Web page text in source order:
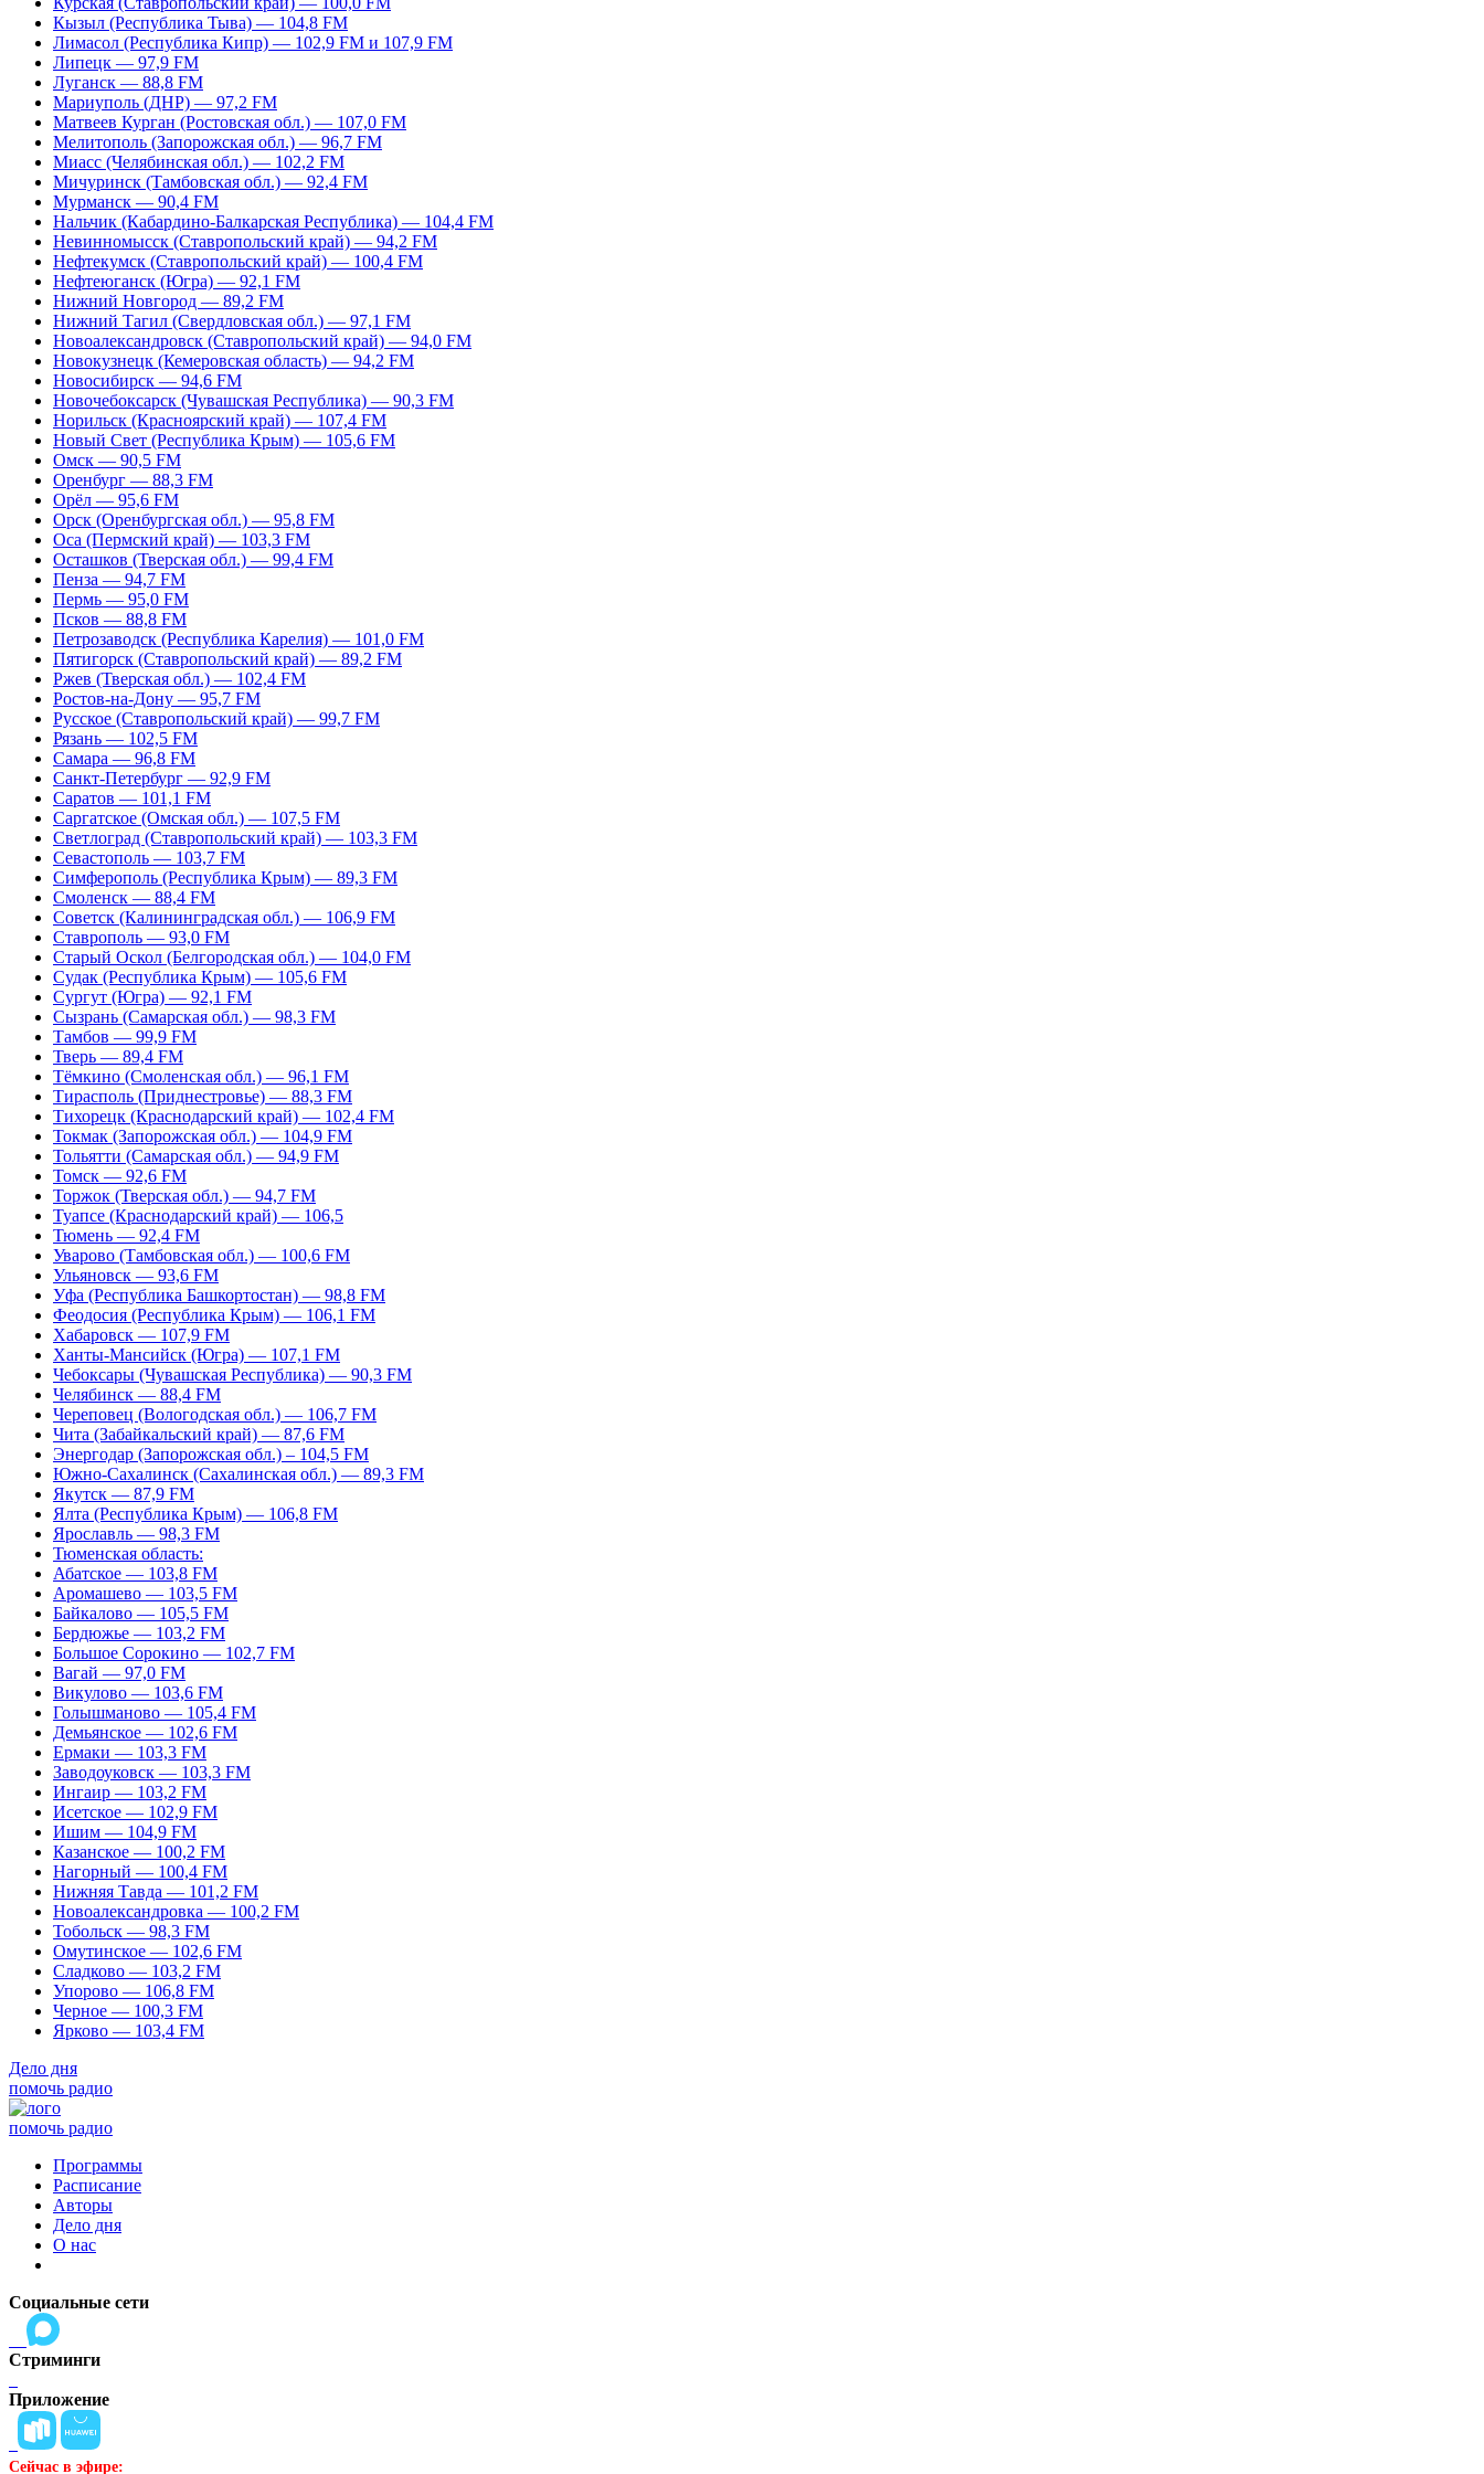
Кызыл (Республика Тыва) — 104,8 FM
Лимасол (Республика Кипр) — 102,9 FM и 107,9 FM
Липецк — 97,9 FM
Луганск — 88,8 FM
Мариуполь (ДНР) — 97,2 FM
Матвеев Курган (Ростовская обл.) — 107,0 FM
Мелитополь (Запорожская обл.) — 96,7 FM
Миасс (Челябинская обл.) — 102,2 FM
Мичуринск (Тамбовская обл.) — 92,4 FM
Мурманск — 90,4 FM
Нальчик (Кабардино-Балкарская Республика) — 104,4 FM
Невинномысск (Ставропольский край) — 94,2 FM
Нефтекумск (Ставропольский край) — 100,4 FM
Нефтеюганск (Югра) — 92,1 FM
Нижний Новгород — 89,2 FM
Нижний Тагил (Свердловская обл.) — 97,1 FM
Новоалександровск (Ставропольский край) — 94,0 FM
Новокузнецк (Кемеровская область) — 94,2 FM
Новосибирск — 94,6 FM
Новочебоксарск (Чувашская Республика) — 90,3 FM
Норильск (Красноярский край) — 107,4 FM
Новый Свет (Республика Крым) — 105,6 FM
Омск — 90,5 FM
Оренбург — 88,3 FM
Орёл — 95,6 FM
Орск (Оренбургская обл.) — 95,8 FM
Оса (Пермский край) — 103,3 FM
Осташков (Тверская обл.) — 99,4 FM
Пенза — 94,7 FM
Пермь — 95,0 FM
Псков — 88,8 FM
Петрозаводск (Республика Карелия) — 101,0 FM
Пятигорск (Ставропольский край) — 89,2 FM
Ржев (Тверская обл.) — 102,4 FM
Ростов-на-Дону — 95,7 FM
Русское (Ставропольский край) — 99,7 FM
Рязань — 102,5 FM
Самара — 96,8 FM
Санкт-Петербург — 92,9 FM
Саратов — 101,1 FM
Саргатское (Омская обл.) — 107,5 FM
Светлоград (Ставропольский край) — 103,3 FM
Севастополь — 103,7 FM
Симферополь (Республика Крым) — 89,3 FM
Смоленск — 88,4 FM
Советск (Калининградская обл.) — 106,9 FM
Ставрополь — 93,0 FM
Старый Оскол (Белгородская обл.) — 104,0 FM
Судак (Республика Крым) — 105,6 FM
Сургут (Югра) — 92,1 FM
Сызрань (Самарская обл.) — 98,3 FM
Тамбов — 99,9 FM
Тверь — 89,4 FM
Тёмкино (Смоленская обл.) — 96,1 FM
Тирасполь (Приднестровье) — 88,3 FM
Тихорецк (Краснодарский край) — 102,4 FM
Токмак (Запорожская обл.) — 104,9 FM
Тольятти (Самарская обл.) — 94,9 FM
Томск — 92,6 FM
Торжок (Тверская обл.) — 94,7 FM
Туапсе (Краснодарский край) — 106,5
Тюмень — 92,4 FM
Уварово (Тамбовская обл.) — 100,6 FM
Ульяновск — 93,6 FM
Уфа (Республика Башкортостан) — 98,8 FM
Феодосия (Республика Крым) — 106,1 FM
Хабаровск — 107,9 FM
Ханты-Мансийск (Югра) — 107,1 FM
Чебоксары (Чувашская Республика) — 90,3 FM
Челябинск — 88,4 FM
Череповец (Вологодская обл.) — 106,7 FM
Чита (Забайкальский край) — 87,6 FM
Энергодар (Запорожская обл.) – 104,5 FM
Южно-Сахалинск (Сахалинская обл.) — 89,3 FM
Якутск — 87,9 FM
Ялта (Республика Крым) — 106,8 FM
Ярославль — 98,3 FM
Тюменская область:
Абатское — 103,8 FM
Аромашево — 103,5 FM
Байкалово — 105,5 FM
Бердюжье — 103,2 FM
Большое Сорокино — 102,7 FM
Вагай — 97,0 FM
Викулово — 103,6 FM
Голышманово — 105,4 FM
Демьянское — 102,6 FM
Ермаки — 103,3 FM
Заводоуковск — 103,3 FM
Ингаир — 103,2 FM
Исетское — 102,9 FM
Ишим — 104,9 FM
Казанское — 100,2 FM
Нагорный — 100,4 FM
Нижняя Тавда — 101,2 FM
Новоалександровка — 100,2 FM
Тобольск — 98,3 FM
Омутинское — 102,6 FM
Сладково — 103,2 FM
Упорово — 106,8 FM
Черное — 100,3 FM
Ярково — 103,4 FM
Дело дня
помочь радио
помочь радио
Программы
Расписание
Авторы
Дело дня
О нас
Социальные сети
Стриминги
Приложение
Сейчас в эфире: